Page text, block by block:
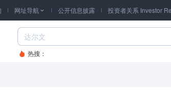
网址导航  公开信息披露 投资者关系 Investor
热搜：